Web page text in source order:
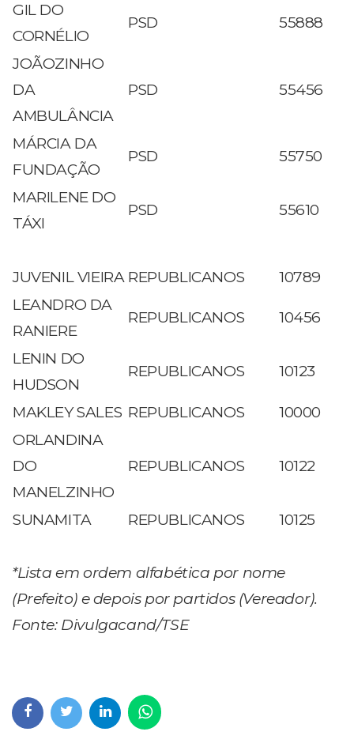
GIL DO
CORNÉLIO
PSD 55888
JOÃOZINHO
DA
AMBULÂNCIA
PSD 55456
MÁRCIA DA
FUNDAÇÃO
PSD 55750
MARILENE DO
TÁXI
PSD 55610
JUVENIL VIEIRA REPUBLICANOS
10789
LEANDRO DA
RANIERE
REPUBLICANOS 10456
LENIN DO
HUDSON
REPUBLICANOS 10123
MAKLEY SALES REPUBLICANOS
10000
ORLANDINA
DO
MANELZINHO
REPUBLICANOS 10122
SUNAMITA REPUBLICANOS 10125
*Lista em ordem alfabética por nome
(Prefeito) e depois por partidos (Vereador).
Fonte: Divulgacand/TSE